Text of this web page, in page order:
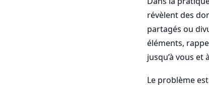
révèlent des
partagés ou
éléments,
jusqu’à vous
Le problème